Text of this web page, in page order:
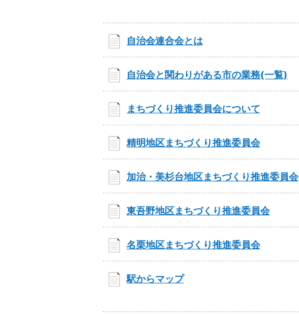
自治会連合会とは
自治会と関わりがある市の業務(一覧)
まちづくり推進委員会について
精明地区まちづくり推進委員会
加治・美杉台地区まちづくり推進委員会
東吾野地区まちづくり推進委員会
名栗地区まちづくり推進委員会
駅からマップ